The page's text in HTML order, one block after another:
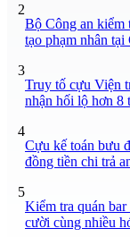
2
Bộ Công an kiểm
tạo phạm nhân
3
Truy tố cựu Viện
nhận hối lộ hơn 8
4
Cựu kế toán bưu
đồng tiền chi trả
5
Kiểm tra quán
cười cùng nhiều